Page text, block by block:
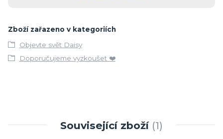
Zboží zařazeno v kategoriích
Objevte svět Daisy
Doporučujeme vyzkoušet ❤️
Související zboží 1